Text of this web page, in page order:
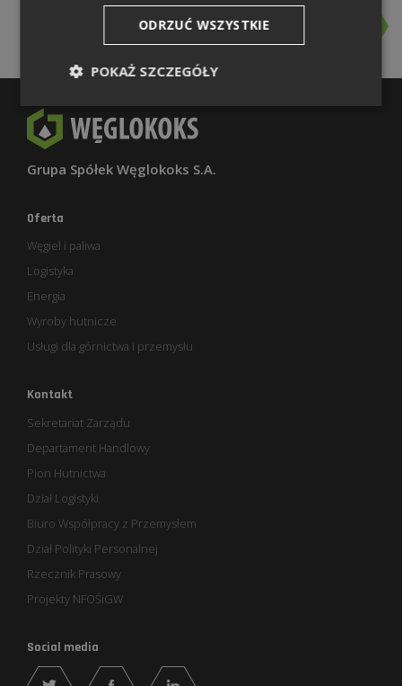
Zasady stosowania logo
Grupa Spółek Węglokoks S.A.
Oferta
Węgiel i paliwa
Logistyka
Energia
Wyroby hutnicze
Usługi dla górnictwa i przemysłu
Kontakt
Sekretariat Zarządu
Departament Handlowy
Pion Hutnictwa
Dział Logistyki
Biuro Współpracy z Przemysłem
Dział Polityki Personalnej
Rzecznik Prasowy
Projekty NFOŚiGW
Social media
ODRZUĆ WSZYSTKIE
POKAŻ SZCZEGÓŁY